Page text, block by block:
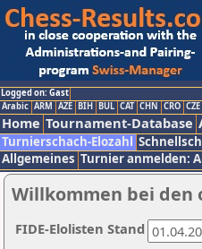
Logged on: Gast
Arabic ARM AZE BIH BUL CAT CHN CRO CZE
Home Tournament-Database
Turnierschach-Elozahl
Allgemeines Turnier anmelden:
Willkommen bei den
FIDE-Elolisten Stand